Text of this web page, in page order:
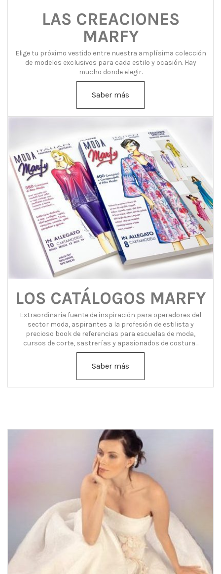
LAS CREACIONES
MARFY
Elige tu próximo vestido entre nuestra amplísima colección
de modelos exclusivos para cada estilo y ocasión. Hay
mucho donde elegir.
Saber más
LOS CATÁLOGOS MARFY
Extraordinaria fuente de inspiración para operadores del
sector moda, aspirantes a la profesión de estilista y
precioso book de referencias para escuelas de moda,
cursos de corte, sastrerías y apasionados de costura...
Saber más